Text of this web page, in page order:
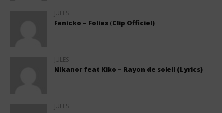
JULES
Fanicko – Folies (Clip Officiel)
JULES
Nikanor feat Kiko – Rayon de soleil (Lyrics)
JULES